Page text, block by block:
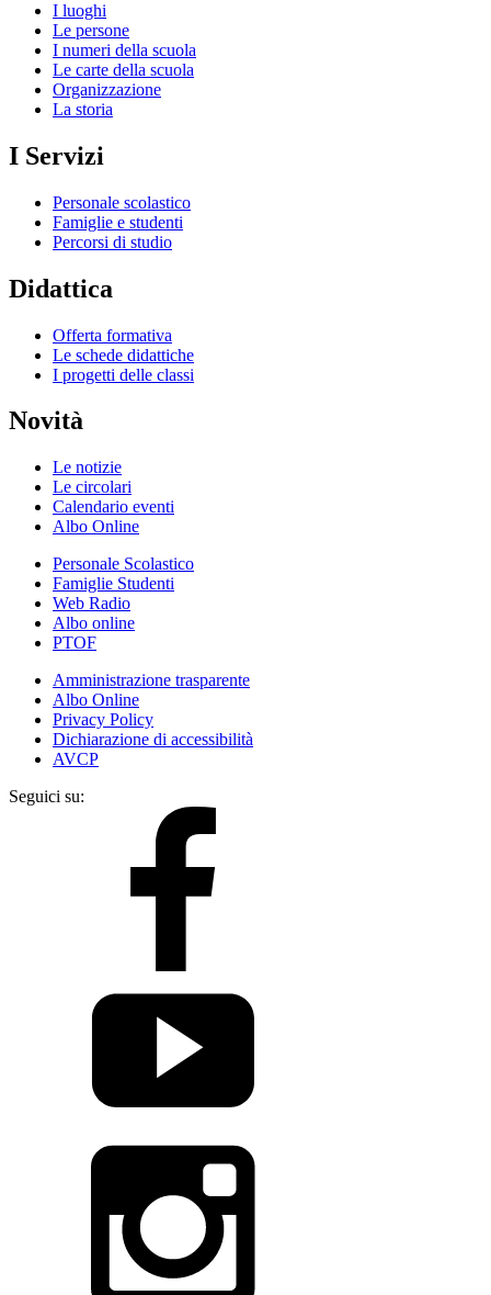
I luoghi
Le persone
I numeri della scuola
Le carte della scuola
Organizzazione
La storia
I Servizi
Personale scolastico
Famiglie e studenti
Percorsi di studio
Didattica
Offerta formativa
Le schede didattiche
I progetti delle classi
Novità
Le notizie
Le circolari
Calendario eventi
Albo Online
Personale Scolastico
Famiglie Studenti
Web Radio
Albo online
PTOF
Amministrazione trasparente
Albo Online
Privacy Policy
Dichiarazione di accessibilità
AVCP
Seguici su: